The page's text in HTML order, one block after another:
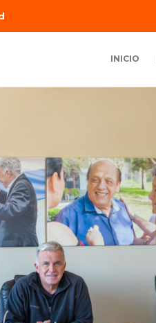
INICIO